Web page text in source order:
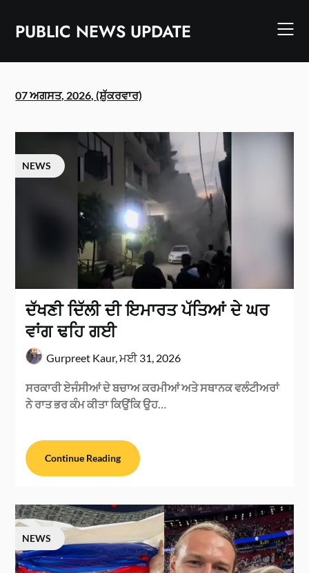
contentPUBLIC NEWS UPDATE
07 ਅਗਸਤ, 2026, (ਸ਼ੁੱਕਰਵਾਰ)
NEWS
ਦੱਖਣੀ ਦਿੱਲੀ ਦੀ ਇਮਾਰਤ ਪੱਤਿਆਂ ਦੇ ਘਰ
ਵਾਂਗ ਢਹਿ ਗਈ
Gurpreet Kaur,ਮਈ 31, 2026
ਸਰਕਾਰੀ ਏਜੰਸੀਆਂ ਦੇ ਬਚਾਅ ਕਰਮੀਆਂ ਅਤੇ ਸਥਾਨਕ ਵਲੰਟੀਅਰਾਂ
ਨੇ ਰਾਤ ਭਰ ਕੰਮ ਕੀਤਾ ਕਿਉਂਕਿ ਉਹ…
Continue Reading
NEWS